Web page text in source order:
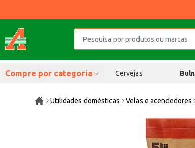
Compre por categoria Cervejas
Utilidades domésticas Velas e acendedores